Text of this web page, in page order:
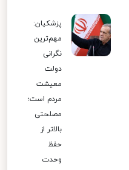
پزشکیان:
مهم‌ترین
نگرانی
دولت
معیشت
مردم است؛
مصلحتی
بالاتر از
حفظ
وحدت